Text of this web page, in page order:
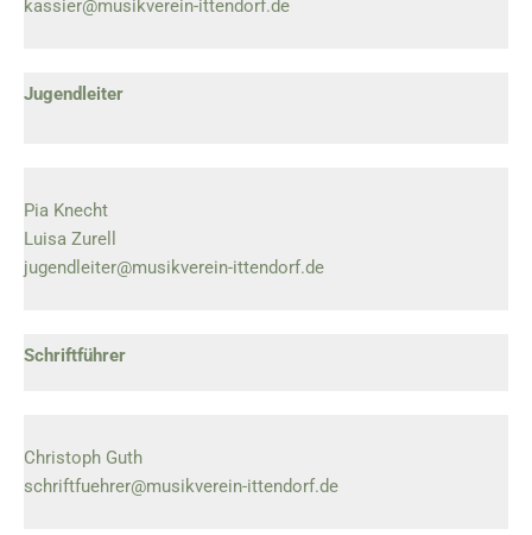
kassier@musikverein-ittendorf.de
Jugendleiter
Pia Knecht
Luisa Zurell
jugendleiter@musikverein-ittendorf.de
Schriftführer
Christoph Guth
schriftfuehrer@musikverein-ittendorf.de